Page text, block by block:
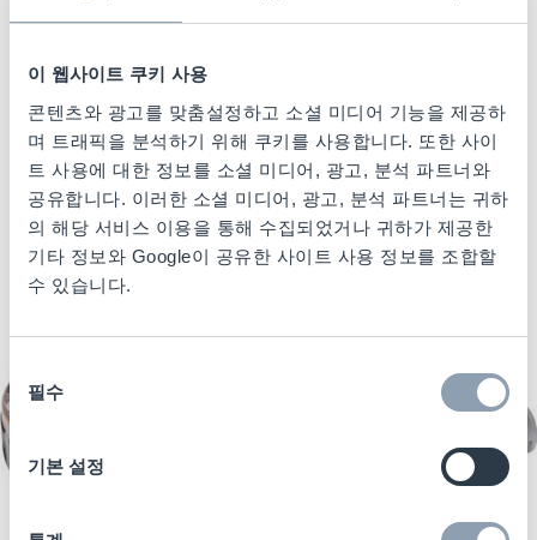
이 웹사이트 쿠키 사용
콘텐츠와 광고를 맞춤설정하고 소셜 미디어 기능을 제공하
며 트래픽을 분석하기 위해 쿠키를 사용합니다. 또한 사이
트 사용에 대한 정보를 소셜 미디어, 광고, 분석 파트너와
공유합니다. 이러한 소셜 미디어, 광고, 분석 파트너는 귀하
의 해당 서비스 이용을 통해 수집되었거나 귀하가 제공한
기타 정보와 Google이 공유한 사이트 사용 정보를 조합할
수 있습니다.
의
선
필수
기본 설정